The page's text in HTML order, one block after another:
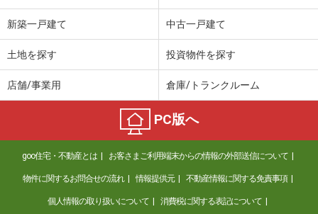
新築一戸建て 中古一戸建て
土地を探す 投資物件を探す
店舗/事業用 倉庫/トランクルーム
PC版へ
goo住宅・不動産とは お客さまご利用端末からの情報の外部送信について
物件に関するお問合せの流れ 情報提供元 不動産情報に関する免責事項
個人情報の取り扱いについて 消費税に関する表記について